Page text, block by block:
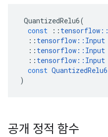
QuantizedRelu6(
const
:: tensorflow ::
:: tensorflow :: Input
:: tensorflow :: Input
:: tensorflow :: Input
const QuantizedRelu6
)
공개 정적 함수